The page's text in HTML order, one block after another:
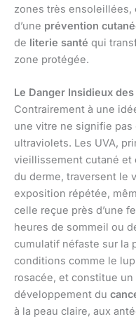
zones très
d’une prévention
de literie santé qui
zone protégée.
Le Danger Insidieux
Contrairement à une
une vitre ne signifie
ultraviolets. Les UVA,
vieillissement cutané et
du derme, traversent le
exposition répétée,
celle reçue près d’une
heures de sommeil ou
cumulatif néfaste sur la
conditions comme le
rosacée, et constitue
développement du
à la peau claire, aux